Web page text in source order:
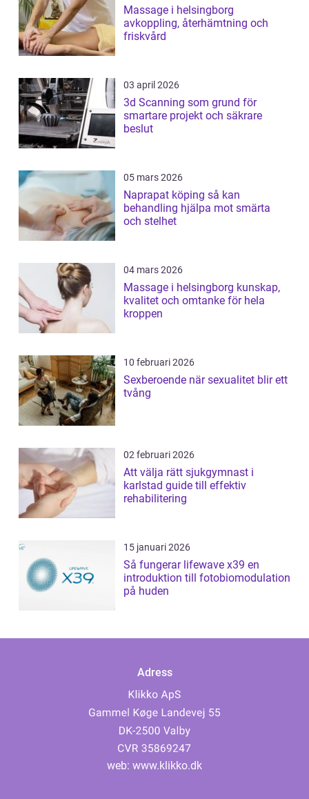
Massage i helsingborg
avkoppling, återhämtning och
friskvård
03 april 2026
3d Scanning som grund för
smartare projekt och säkrare
beslut
05 mars 2026
Naprapat köping så kan
behandling hjälpa mot smärta
och stelhet
04 mars 2026
Massage i helsingborg kunskap,
kvalitet och omtanke för hela
kroppen
10 februari 2026
Sexberoende när sexualitet blir ett
tvång
02 februari 2026
Att välja rätt sjukgymnast i
karlstad guide till effektiv
rehabilitering
15 januari 2026
Så fungerar lifewave x39 en
introduktion till fotobiomodulation
på huden
Adress
web: www.klikko.dk